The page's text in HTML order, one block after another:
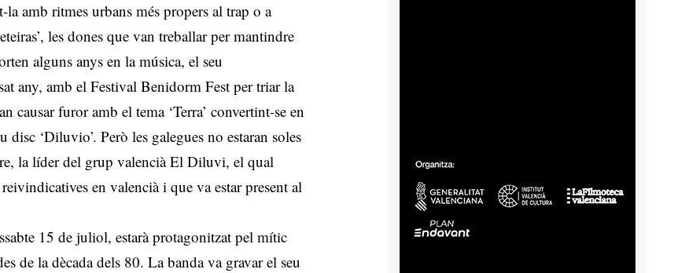
amb ritmes urbans més propers al trap o a
les dones que van treballar per mantindre
alguns anys en la música, el seu
any, amb el Festival Benidorm Fest per triar la
causar furor amb el tema ‘Terra’ convertint-se en
‘Diluvio’. Però les galegues no estaran soles
la líder del grup valencià El Diluvi, el qual
en valencià i que va estar present al
15 de juliol, estarà protagonitzat pel mític
de la dècada dels 80. La banda va gravar el seu